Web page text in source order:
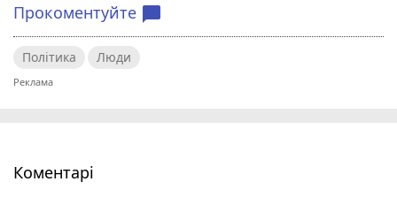
Прокоментуйте chat_bubble
Політика Люди
Коментарі